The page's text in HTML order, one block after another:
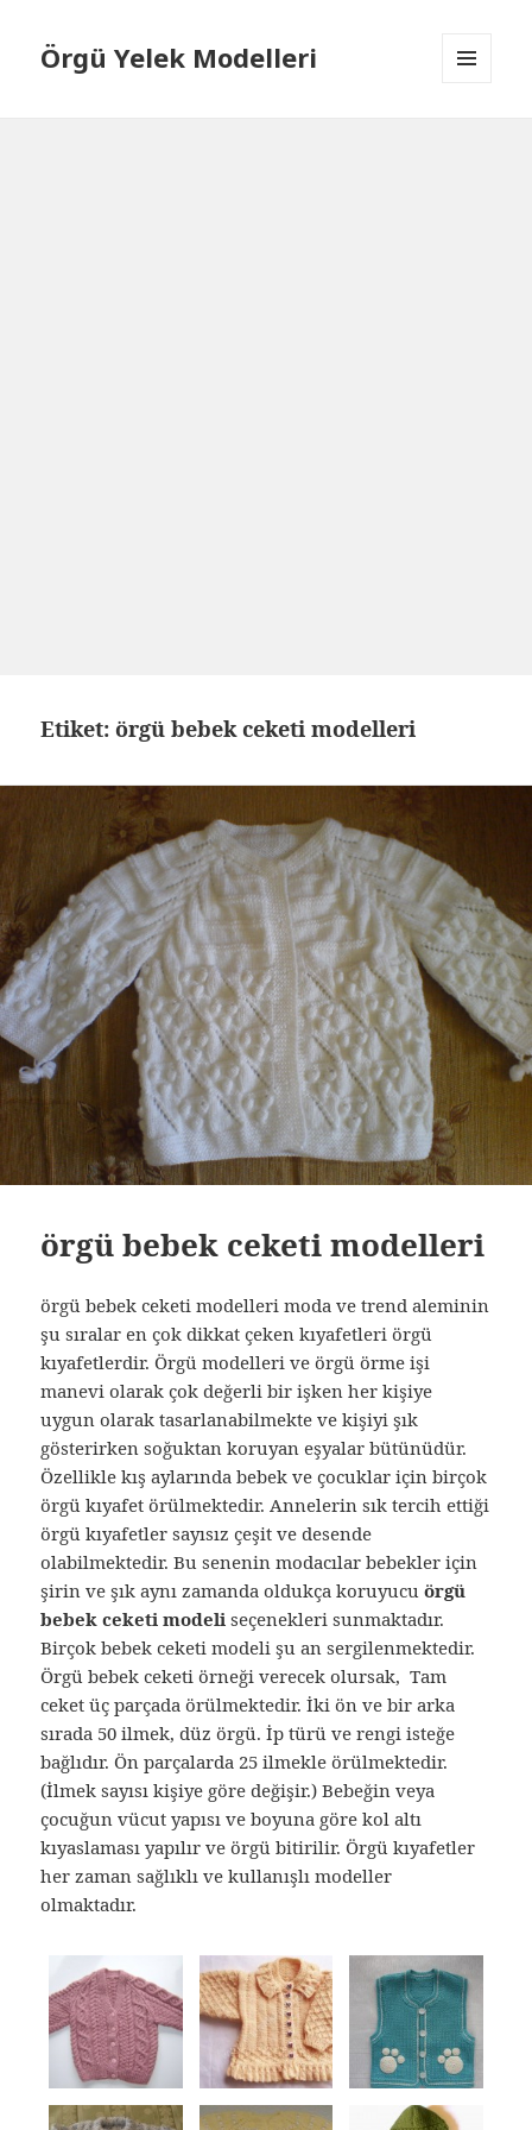
Örgü Yelek Modelleri
Etiket: örgü bebek ceketi modelleri
örgü bebek ceketi modelleri
örgü bebek ceketi modelleri moda ve trend aleminin
şu sıralar en çok dikkat çeken kıyafetleri örgü
kıyafetlerdir. Örgü modelleri ve örgü örme işi
manevi olarak çok değerli bir işken her kişiye
uygun olarak tasarlanabilmekte ve kişiyi şık
gösterirken soğuktan koruyan eşyalar bütünüdür.
Özellikle kış aylarında bebek ve çocuklar için birçok
örgü kıyafet örülmektedir. Annelerin sık tercih ettiği
örgü kıyafetler sayısız çeşit ve desende
olabilmektedir. Bu senenin modacılar bebekler için
şirin ve şık aynı zamanda oldukça koruyucuörgü
bebek ceketi modeliseçenekleri sunmaktadır.
Birçok bebek ceketi modeli şu an sergilenmektedir.
Örgü bebek ceketi örneği verecek olursak, Tam
ceket üç parçada örülmektedir. İki ön ve bir arka
sırada 50 ilmek, düz örgü. İp türü ve rengi isteğe
bağlıdır. Ön parçalarda 25 ilmekle örülmektedir.
(İlmek sayısı kişiye göre değişir.) Bebeğin veya
çocuğun vücut yapısı ve boyuna göre kol altı
kıyaslaması yapılır ve örgü bitirilir. Örgü kıyafetler
her zaman sağlıklı ve kullanışlı modeller
olmaktadır.